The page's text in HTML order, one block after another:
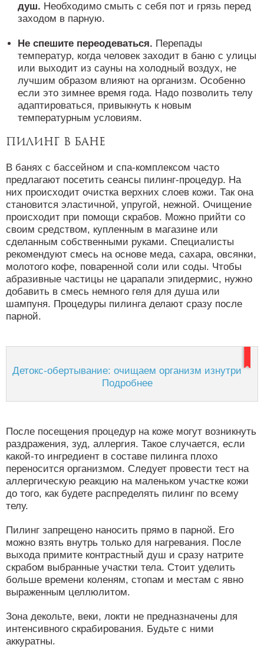
душ. Необходимо смыть с себя пот и грязь перед
заходом в парную.
Не спешите переодеваться. Перепады
температур, когда человек заходит в баню с улицы
или выходит из сауны на холодный воздух, не
лучшим образом влияют на организм. Особенно
если это зимнее время года. Надо позволить телу
адаптироваться, привыкнуть к новым
температурным условиям.
Пилинг в бане
В банях с бассейном и спа-комплексом часто
предлагают посетить сеансы пилинг-процедур. На
них происходит очистка верхних слоев кожи. Так она
становится эластичной, упругой, нежной. Очищение
происходит при помощи скрабов. Можно прийти со
своим средством, купленным в магазине или
сделанным собственными руками. Специалисты
рекомендуют смесь на основе меда, сахара, овсянки,
молотого кофе, поваренной соли или соды. Чтобы
абразивные частицы не царапали эпидермис, нужно
добавить в смесь немного геля для душа или
шампуня. Процедуры пилинга делают сразу после
парной.
Детокс-обертывание: очищаем организм изнутри
Подробнее
После посещения процедур на коже могут возникнуть
раздражения, зуд, аллергия. Такое случается, если
какой-то ингредиент в составе пилинга плохо
переносится организмом. Следует провести тест на
аллергическую реакцию на маленьком участке кожи
до того, как будете распределять пилинг по всему
телу.
Пилинг запрещено наносить прямо в парной. Его
можно взять внутрь только для нагревания. После
выхода примите контрастный душ и сразу натрите
скрабом выбранные участки тела. Стоит уделить
больше времени коленям, стопам и местам с явно
выраженным целлюлитом.
Зона декольте, веки, локти не предназначены для
интенсивного скрабирования. Будьте с ними
аккуратны.